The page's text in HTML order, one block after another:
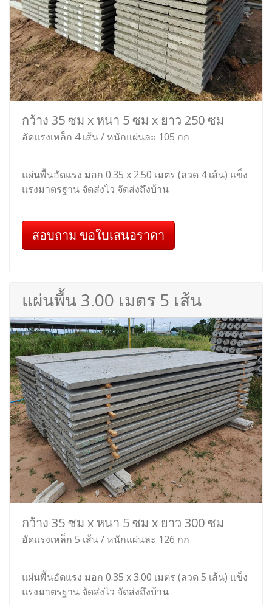
กว้าง 35 ซม x หนา 5 ซม x ยาว 250 ซม
อัดแรงเหล็ก 4 เส้น / หนักแผ่นละ 105 กก
แผ่นพื้นอัดแรง มอก 0.35 x 2.50 เมตร (ลวด 4 เส้น) แข็ง
แรงมาตรฐาน จัดส่งไว จัดส่งถึงบ้าน
สอบถาม ขอใบเสนอราคา
แผ่นพื้น 3.00 เมตร 5 เส้น
กว้าง 35 ซม x หนา 5 ซม x ยาว 300 ซม
อัดแรงเหล็ก 5 เส้น / หนักแผ่นละ 126 กก
แผ่นพื้นอัดแรง มอก 0.35 x 3.00 เมตร (ลวด 5 เส้น) แข็ง
แรงมาตรฐาน จัดส่งไว จัดส่งถึงบ้าน